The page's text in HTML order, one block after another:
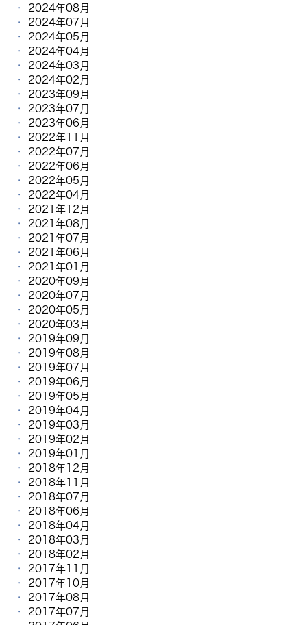
2024年08月
2024年07月
2024年05月
2024年04月
2024年03月
2024年02月
2023年09月
2023年07月
2023年06月
2022年11月
2022年07月
2022年06月
2022年05月
2022年04月
2021年12月
2021年08月
2021年07月
2021年06月
2021年01月
2020年09月
2020年07月
2020年05月
2020年03月
2019年09月
2019年08月
2019年07月
2019年06月
2019年05月
2019年04月
2019年03月
2019年02月
2019年01月
2018年12月
2018年11月
2018年07月
2018年06月
2018年04月
2018年03月
2018年02月
2017年11月
2017年10月
2017年08月
2017年07月